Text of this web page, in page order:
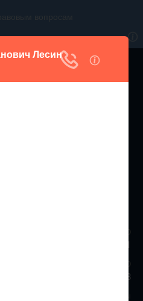
Москва и МО
+7 (499) 938-86-71
Санкт-Петербург и ЛО
+7 (812) 467-34-68